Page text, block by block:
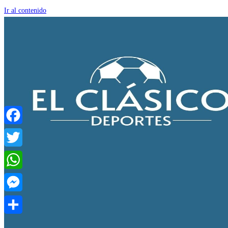
Ir al contenido
Facebook
Twitter
WhatsApp
Messenger